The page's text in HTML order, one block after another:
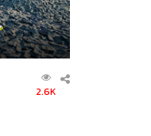
2.6K